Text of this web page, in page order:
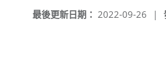
最後更新日期： 2022-09-26
|